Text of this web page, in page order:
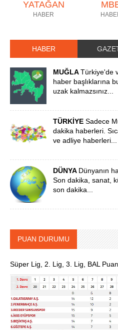
YATAĞAN
HABER
HABER
MUĞLATürkiye'de
haber başlıklarına
uzak kalmazsınız...
TÜRKİYESadece
dakika haberleri.
ve adliye haberleri...
DÜNYA Dünyanın
Son dakika, sanat,
son dakika...
PUAN DURUMU
Süper Lig, 2. Lig, 3. Lig, BAL